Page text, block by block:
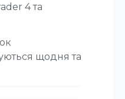
4 та
щодня та